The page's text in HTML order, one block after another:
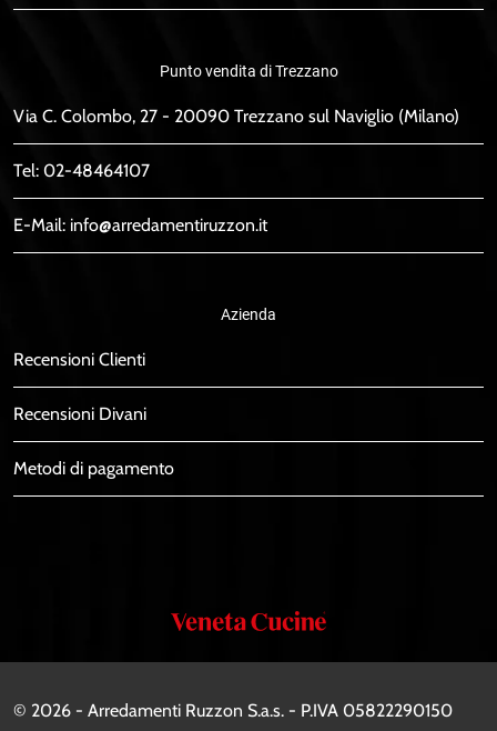
Punto vendita di Trezzano
Via C. Colombo, 27 - 20090 Trezzano sul Naviglio (Milano)
Tel: 02-48464107
E-Mail: info@arredamentiruzzon.it
Azienda
Recensioni Clienti
Recensioni Divani
Metodi di pagamento
Veneta
© 2026 - Arredamenti Ruzzon S.a.s. - P.IVA 05822290150